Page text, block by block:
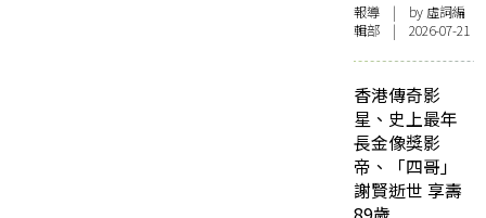
報導 | by 虛詞編
輯部 | 2026-07-21
香港傳奇影
星、史上最年
長金像獎影
帝、「四哥」
謝賢逝世 享壽